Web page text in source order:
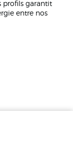
profils garantit
entre nos